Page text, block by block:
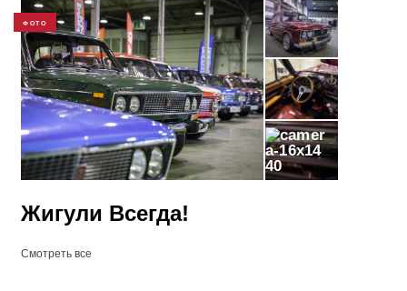
ФОТО
40
Жигули Всегда!
Смотреть все